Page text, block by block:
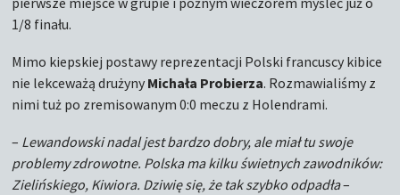
1/8 finału.
Mimo kiepskiej postawy reprezentacji Polski francuscy kibice
nie lekceważą drużyny Michała Probierza. Rozmawialiśmy z
nimi tuż po zremisowanym 0:0 meczu z Holendrami.
– Lewandowski nadal jest bardzo dobry, ale miał tu swoje
problemy zdrowotne. Polska ma kilku świetnych zawodników:
Zielińskiego, Kiwiora. Dziwię się, że tak szybko odpadła–